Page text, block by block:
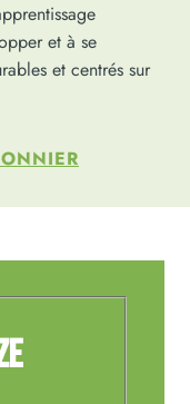
et à se
et centrés sur